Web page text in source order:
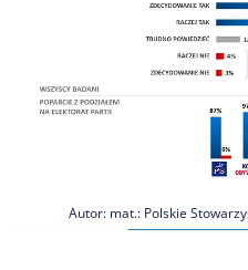
Autor: mat.: Polskie